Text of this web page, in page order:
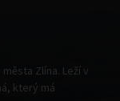
Zlína. Leží v
který má